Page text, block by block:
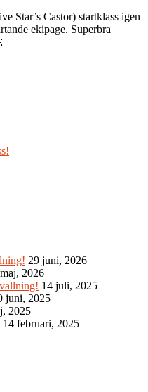
Star’s Castor) startklass igen
ekipage. Superbra
29 juni, 2026
2026
14 juli, 2025
juni, 2025
2025
14 februari, 2025